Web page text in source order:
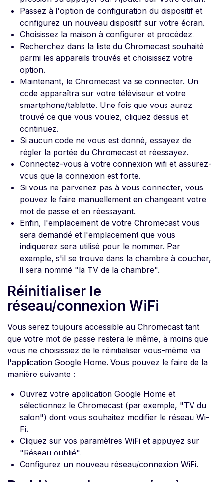
Passez à l'option de configuration du dispositif et
configurez un nouveau dispositif sur votre écran.
Choisissez la maison à configurer et procédez.
Recherchez dans la liste du Chromecast souhaité
parmi les appareils trouvés et choisissez votre
option.
Maintenant, le Chromecast va se connecter. Un
code apparaîtra sur votre téléviseur et votre
smartphone/tablette. Une fois que vous aurez
trouvé ce que vous voulez, cliquez dessus et
continuez.
Si aucun code ne vous est donné, essayez de
régler la portée du Chromecast et réessayez.
Connectez-vous à votre connexion wifi et assurez-
vous que la connexion est forte.
Si vous ne parvenez pas à vous connecter, vous
pouvez le faire manuellement en changeant votre
mot de passe et en réessayant.
Enfin, l'emplacement de votre Chromecast vous
sera demandé et l'emplacement que vous
indiquerez sera utilisé pour le nommer. Par
exemple, s'il se trouve dans la chambre à coucher,
il sera nommé "la TV de la chambre".
Réinitialiser le
réseau/connexion WiFi
Vous serez toujours accessible au Chromecast tant
que votre mot de passe restera le même, à moins que
vous ne choisissiez de le réinitialiser vous-même via
l'application Google Home. Vous pouvez le faire de la
manière suivante :
Ouvrez votre application Google Home et
sélectionnez le Chromecast (par exemple, "TV du
salon") dont vous souhaitez modifier le réseau Wi-
Fi.
Cliquez sur vos paramètres WiFi et appuyez sur
"Réseau oublié".
Configurez un nouveau réseau/connexion WiFi.